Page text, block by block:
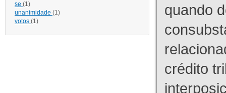
se (1)
unanimidade (1)
votos (1)
quando
crédito